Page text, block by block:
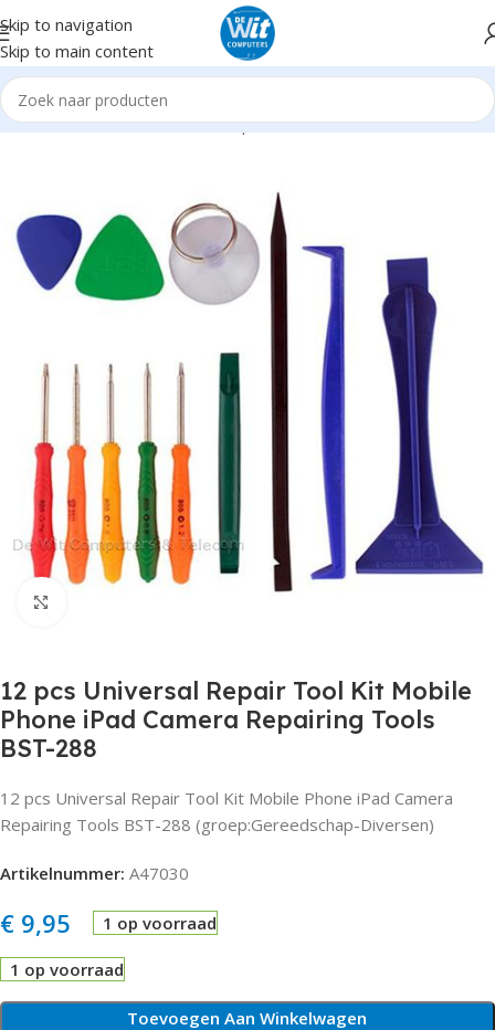
Skip to navigation
Skip to main content
Home Hardware Gereedschap Diversen
12 pcs Universal Repair Tool Kit Mobile
Phone iPad Camera Repairing Tools
BST-288
12 pcs Universal Repair Tool Kit Mobile Phone iPad Camera
Repairing Tools BST-288 (groep:Gereedschap-Diversen)
Artikelnummer: A47030
€ 9,95 1 op voorraad
1 op voorraad
Toevoegen Aan Winkelwagen